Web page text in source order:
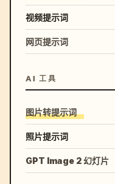
视频提示词
网页提示词
AI 工具
图片转提示词
照片提示词
GPT Image 2 幻灯片